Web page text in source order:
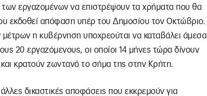
εργαζομένων να επιστρέψουν τα χρήματα που θα
εκδοθεί απόφαση υπέρ του Δημοσίου τον Οκτώβριο.
η κυβέρνηση υποχρεούται να καταβάλει άμεσα
20 εργαζόμενους, οι οποίοι 14 μήνες τώρα δίνουν
κρατούν ζωντανό το σήμα της στην Κρήτη.
δικαστικές αποφάσεις που εκκρεμούν για